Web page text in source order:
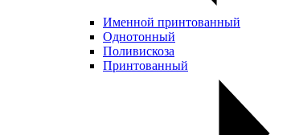
Именной принтованный
Однотонный
Поливискоза
Принтованный